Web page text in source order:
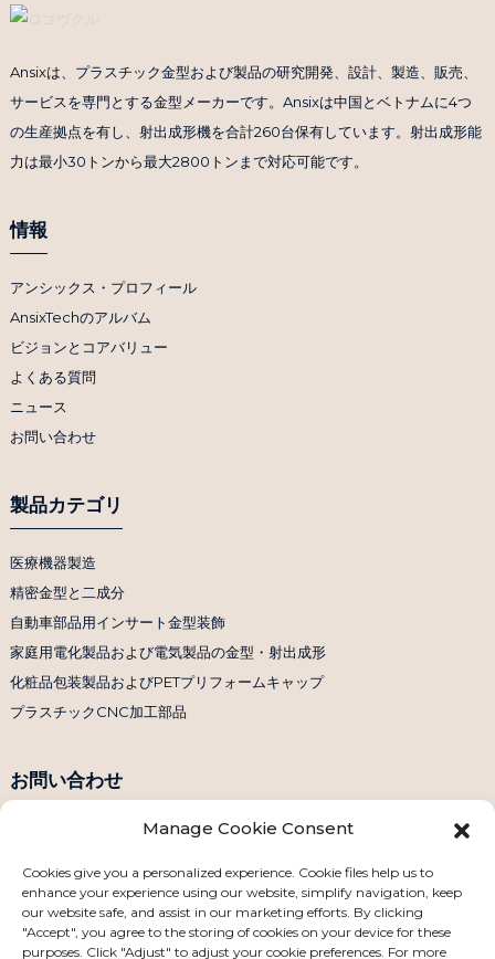
Ansixは、プラスチック金型および製品の研究開発、設計、製造、販売、
サービスを専門とする金型メーカーです。Ansixは中国とベトナムに4つ
の生産拠点を有し、射出成形機を合計260台保有しています。射出成形能
力は最小30トンから最大2800トンまで対応可能です。
情報
アンシックス・プロフィール
AnsixTechのアルバム
ビジョンとコアバリュー
よくある質問
ニュース
お問い合わせ
製品カテゴリ
医療機器製造
精密金型と二成分
自動車部品用インサート金型装飾
家庭用電化製品および電気製品の金型・射出成形
化粧品包装製品およびPETプリフォームキャップ
プラスチックCNC加工部品
お問い合わせ
電話番号：+86 158 1869 2114
Eメール：info@ansixtech.com
Skype: Stephenhuang2010
WhatsApp: +86 13530645990
Manage Cookie Consent
Cookies give you a personalized experience. Cookie files help us to
enhance your experience using our website, simplify navigation, keep
our website safe, and assist in our marketing efforts. By clicking
"Accept", you agree to the storing of cookies on your device for these
purposes. Click "Adjust" to adjust your cookie preferences. For more